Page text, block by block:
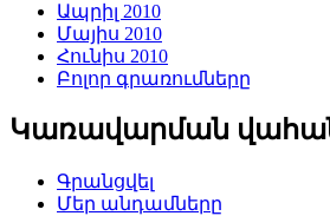
Ապրիլ 2010
Մայիս 2010
Հունիս 2010
Բոլոր գրառումները
Կառավարման
Գրանցվել
Մեր անդամները